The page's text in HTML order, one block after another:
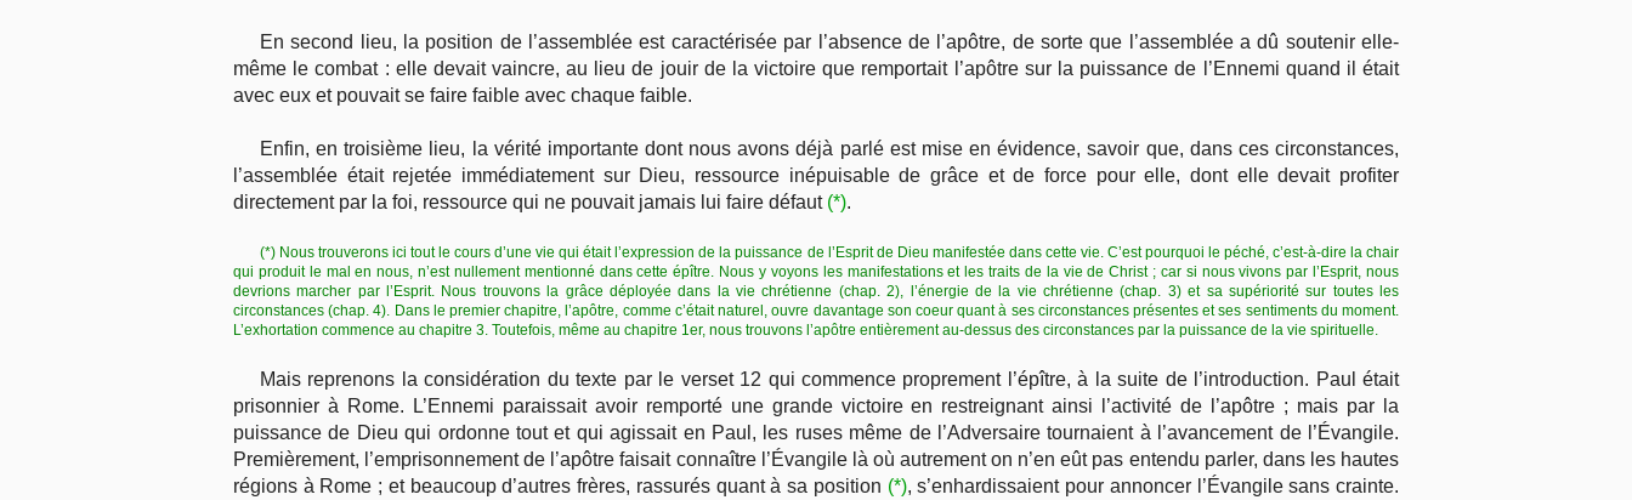
En second lieu, la position de l’assemblée est caractérisée par l’absence de l’apôtre, de sorte que l’assemblée a dû soutenir elle-
même le combat : elle devait vaincre, au lieu de jouir de la victoire que remportait l’apôtre sur la puissance de l’Ennemi quand il était
avec eux et pouvait se faire faible avec chaque faible.
Enfin, en troisième lieu, la vérité importante dont nous avons déjà parlé est mise en évidence, savoir que, dans ces circonstances,
l’assemblée était rejetée immédiatement sur Dieu, ressource inépuisable de grâce et de force pour elle, dont elle devait profiter
directement par la foi, ressource qui ne pouvait jamais lui faire défaut (*).
(*) Nous trouverons ici tout le cours d’une vie qui était l’expression de la puissance de l’Esprit de Dieu manifestée dans cette vie. C’est pourquoi le péché, c’est-à-dire la chair
qui produit le mal en nous, n’est nullement mentionné dans cette épître. Nous y voyons les manifestations et les traits de la vie de Christ ; car si nous vivons par l’Esprit, nous
devrions marcher par l’Esprit. Nous trouvons la grâce déployée dans la vie chrétienne (chap. 2), l’énergie de la vie chrétienne (chap. 3) et sa supériorité sur toutes les
circonstances (chap. 4). Dans le premier chapitre, l’apôtre, comme c’était naturel, ouvre davantage son coeur quant à ses circonstances présentes et ses sentiments du moment.
L’exhortation commence au chapitre 3. Toutefois, même au chapitre 1er, nous trouvons l’apôtre entièrement au-dessus des circonstances par la puissance de la vie spirituelle.
Mais reprenons la considération du texte par le verset 12 qui commence proprement l’épître, à la suite de l’introduction. Paul était
prisonnier à Rome. L’Ennemi paraissait avoir remporté une grande victoire en restreignant ainsi l’activité de l’apôtre ; mais par la
puissance de Dieu qui ordonne tout et qui agissait en Paul, les ruses même de l’Adversaire tournaient à l’avancement de l’Évangile.
Premièrement, l’emprisonnement de l’apôtre faisait connaître l’Évangile là où autrement on n’en eût pas entendu parler, dans les hautes
régions à Rome ; et beaucoup d’autres frères, rassurés quant à sa position (*), s’enhardissaient pour annoncer l’Évangile sans crainte.